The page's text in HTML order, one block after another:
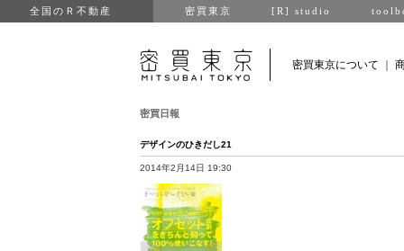
全国のＲ不動産 密買東京 [R] studio
密買東京について
密買日報
デザインのひきだし21
2014年2月14日 19:30